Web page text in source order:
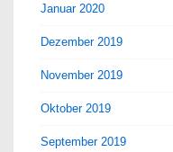
Januar 2020
Dezember 2019
November 2019
Oktober 2019
September 2019